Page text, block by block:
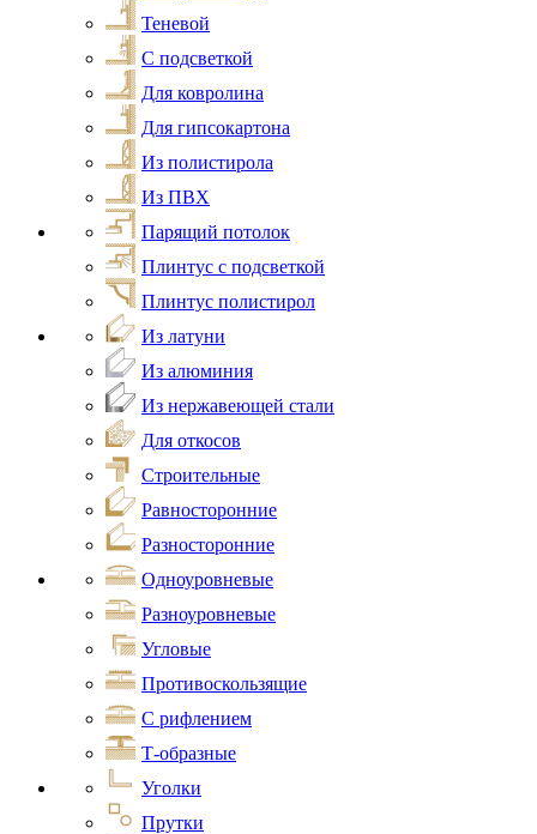
Теневой
С подсветкой
Для ковролина
Для гипсокартона
Из полистирола
Из ПВХ
Парящий потолок
Плинтус с подсветкой
Плинтус полистирол
Из латуни
Из алюминия
Из нержавеющей стали
Для откосов
Строительные
Равносторонние
Разносторонние
Одноуровневые
Разноуровневые
Угловые
Противоскользящие
С рифлением
Т-образные
Уголки
Прутки